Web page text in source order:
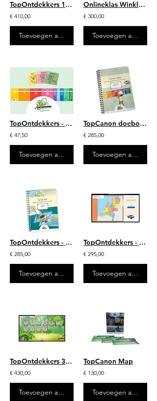
TopOntdekkers 1/2 - digitaal (jaarlicentie)
€ 410,00
Toevoegen aan winkelwagen
Onlineklas Winkler Prins
€ 300,00
Toevoegen aan
TopOntdekkers - TopCanon tijdlijn
€ 47,50
Toevoegen aan winkelwagen
TopCanon doeboek (25 stuks)
€ 285,00
Toevoegen aan
TopOntdekkers - TopTopo Atlas - 25 stuks
€ 285,00
Toevoegen aan winkelwagen
TopOntdekkers - TopTopo (jaarlicentie)
€ 295,00
Toevoegen aan
TopOntdekkers 3/4 - digitaal (jaarlicentie)
€ 430,00
Toevoegen aan winkelwagen
TopCanon Map
€ 130,00
Toevoegen aan